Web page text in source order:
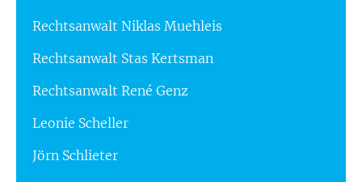
Rechtsanwalt Niklas Muehleis
Rechtsanwalt Stas Kertsman
Rechtsanwalt René Genz
Leonie Scheller
Jörn Schlieter